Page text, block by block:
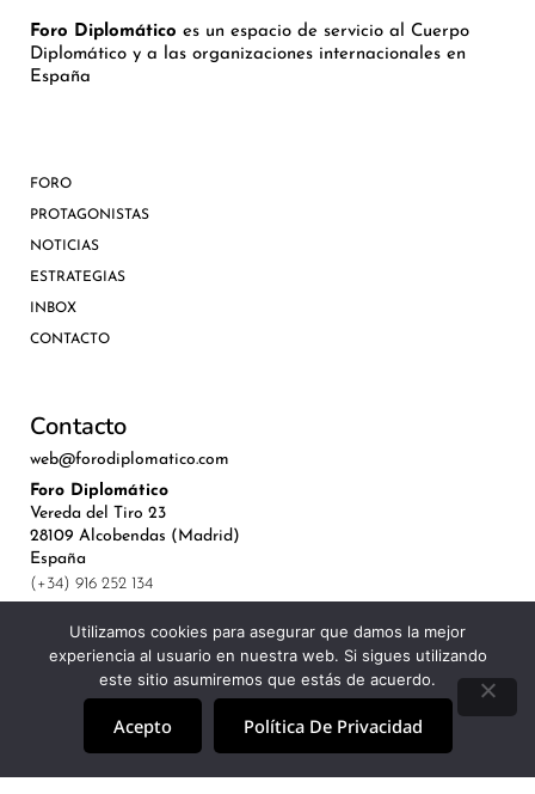
Foro Diplomático es un espacio de servicio al Cuerpo
Diplomático y a las organizaciones internacionales en
España
FORO
PROTAGONISTAS
NOTICIAS
ESTRATEGIAS
INBOX
CONTACTO
Contacto
web@forodiplomatico.com
Foro Diplomático
Vereda del Tiro 23
28109 Alcobendas (Madrid)
España
(+34) 916 252 134
Utilizamos cookies para asegurar que damos la mejor
experiencia al usuario en nuestra web. Si sigues utilizando
este sitio asumiremos que estás de acuerdo.
Acepto Política De Privacidad